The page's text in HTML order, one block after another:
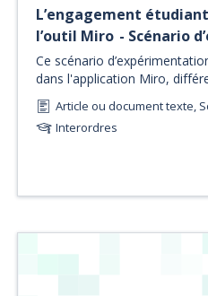
L’engagement
l’outil Miro - Scénario
Ce scénario
dans l'application Miro,
Article ou document texte,
Interordres